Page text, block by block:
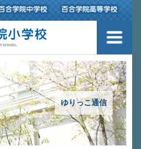
ゆりっこ通信
３つの豊かさ・沿革
施設紹介
アクセスマップ
制服紹介
スクールバス運行